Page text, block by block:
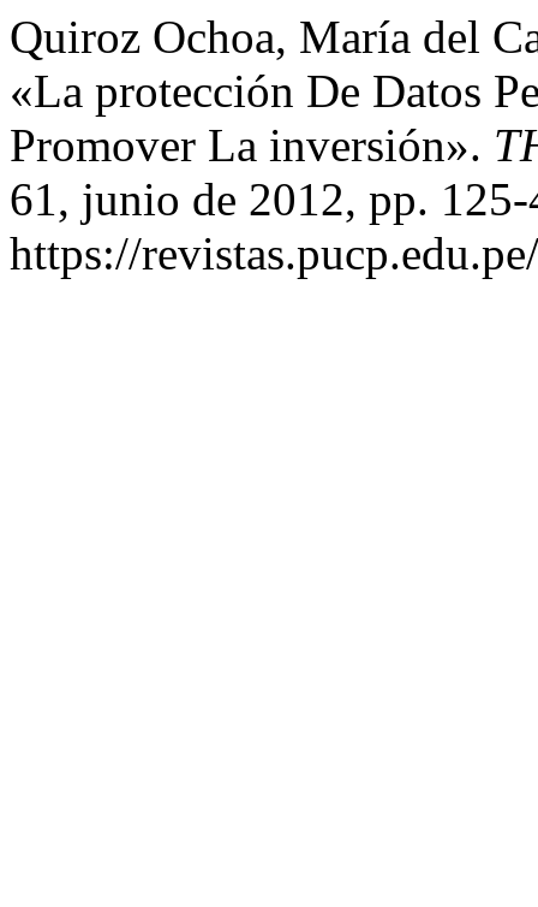
Quiroz Ochoa, María del
«La protección De Datos
Promover La inversión».
61, junio de 2012, pp.
https://